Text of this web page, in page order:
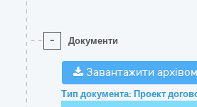
- Документи
Завантажити архівом
Тип документа: Проект